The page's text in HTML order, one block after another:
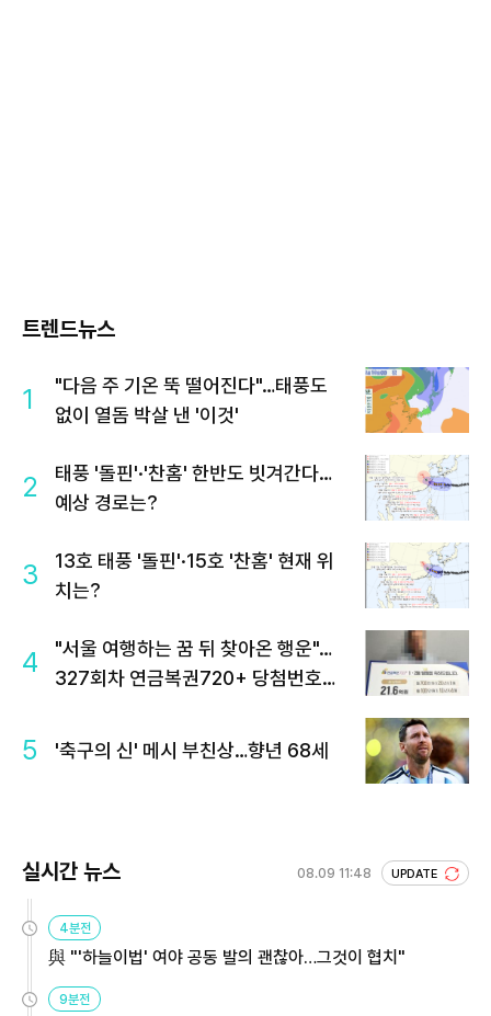
트렌드뉴스
1
"다음 주 기온 뚝 떨어진다"…태풍도
없이 열돔 박살 낸 '이것'
2
태풍 '돌핀'·'찬홈' 한반도 빗겨간다…
예상 경로는?
3
13호 태풍 '돌핀'·15호 '찬홈' 현재 위
치는?
4
"서울 여행하는 꿈 뒤 찾아온 행운"…
327회차 연금복권720+ 당첨번호조
5 '축구의 신' 메시 부친상…향년 68세
실시간 뉴스 08.09 11:48 UPDATE
4분전
與 "'하늘이법' 여야 공동 발의 괜찮아…그것이 협치"
9분전